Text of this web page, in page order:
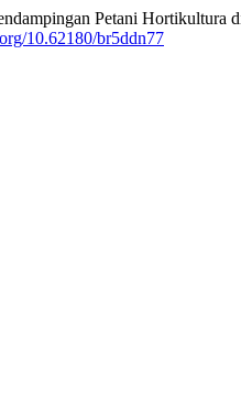
Petani
10.62180/br5ddn77